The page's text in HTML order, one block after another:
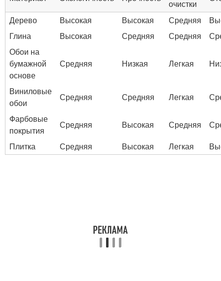
очистки
Дерево
Высокая Высокая Средняя
Глина
Высокая Средняя Средняя
Обои на
бумажной
основе
Средняя Низкая Легкая
Виниловые
обои
Средняя Средняя Легкая
Фарбовые
покрытия
Средняя Высокая Средняя
Плитка
Средняя Высокая Легкая